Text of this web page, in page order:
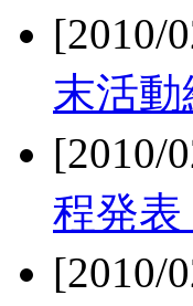
[2010/
末活動
[2010/
程発表
[2010/